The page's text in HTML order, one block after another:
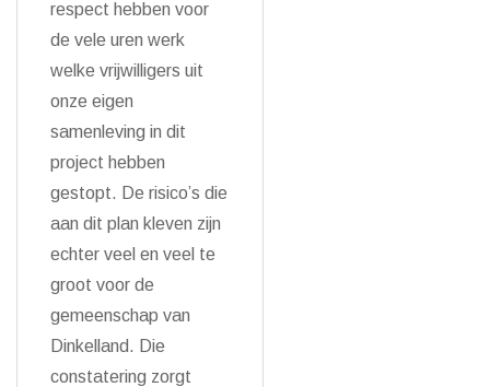
respect hebben voor
de vele uren werk
welke vrijwilligers uit
onze eigen
samenleving in dit
project hebben
gestopt. De risico’s die
aan dit plan kleven zijn
echter veel en veel te
groot voor de
gemeenschap van
Dinkelland. Die
constatering zorgt